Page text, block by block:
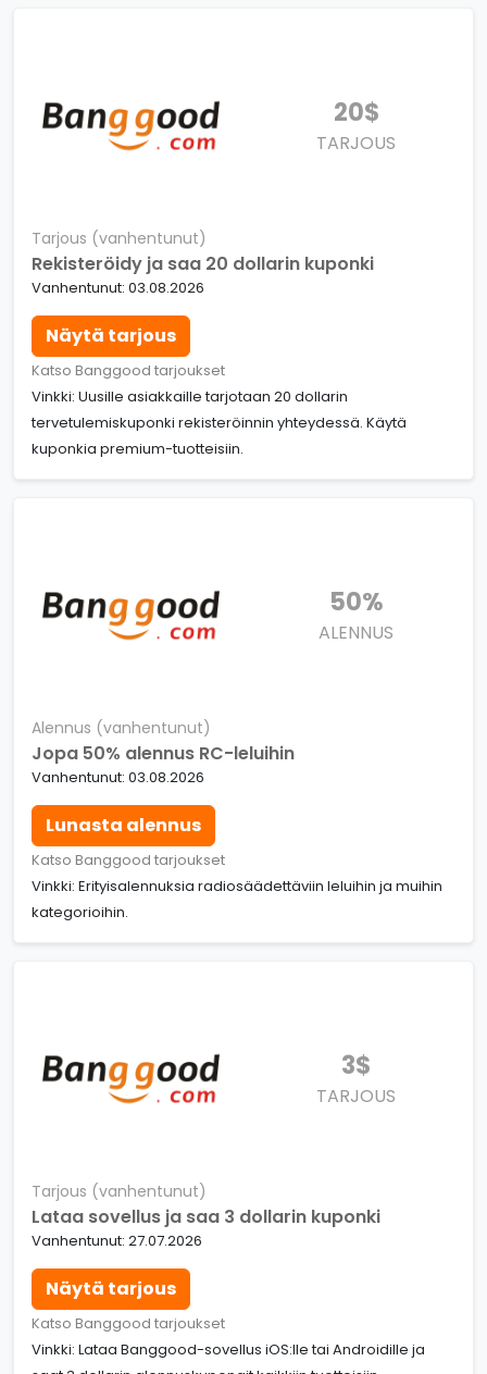
20$
TARJOUS
Tarjous (vanhentunut)
Rekisteröidy ja saa 20 dollarin kuponki
Vanhentunut: 03.08.2026
Näytä tarjous
Katso Banggood tarjoukset
Vinkki: Uusille asiakkaille tarjotaan 20 dollarin
tervetulemiskuponki rekisteröinnin yhteydessä. Käytä
kuponkia premium-tuotteisiin.
50%
ALENNUS
Alennus (vanhentunut)
Jopa 50% alennus RC-leluihin
Vanhentunut: 03.08.2026
Lunasta alennus
Katso Banggood tarjoukset
Vinkki: Erityisalennuksia radiosäädettäviin leluihin ja muihin
kategorioihin.
3$
TARJOUS
Tarjous (vanhentunut)
Lataa sovellus ja saa 3 dollarin kuponki
Vanhentunut: 27.07.2026
Näytä tarjous
Katso Banggood tarjoukset
Vinkki: Lataa Banggood-sovellus iOS:lle tai Androidille ja